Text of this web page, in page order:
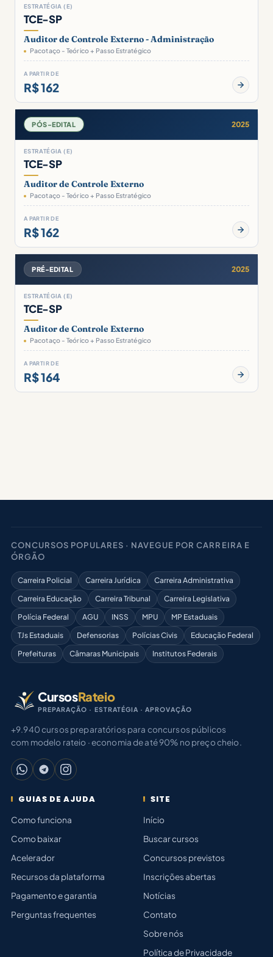
ESTRATÉGIA (E)
TCE-SP
Auditor de Controle Externo - Administração
Pacotaço - Teórico + Passo Estratégico
A PARTIR DE
R$ 162
PÓS-EDITAL 2025
ESTRATÉGIA (E)
TCE-SP
Auditor de Controle Externo
Pacotaço - Teórico + Passo Estratégico
A PARTIR DE
R$ 162
PRÉ-EDITAL 2025
ESTRATÉGIA (E)
TCE-SP
Auditor de Controle Externo
Pacotaço - Teórico + Passo Estratégico
A PARTIR DE
R$ 164
CONCURSOS POPULARES · NAVEGUE POR CARREIRA E
ÓRGÃO
Carreira Policial Carreira Jurídica
Carreira Administrativa
Carreira Educação
Carreira Tribunal
Carreira Legislativa
Polícia Federal
AGU INSS MPU
MP Estaduais
TJs Estaduais
Defensorias Polícias Civis
Educação Federal
Prefeituras
Câmaras Municipais Institutos Federais
CursosRateio
PREPARAÇÃO · ESTRATÉGIA · APROVAÇÃO
+9.940 cursos preparatórios para concursos públicos
com modelo rateio · economia de até 90% no preço cheio.
GUIAS DE AJUDA
Como funciona
Como baixar
Acelerador
Recursos da plataforma
Pagamento e garantia
Perguntas frequentes
SITE
Início
Buscar cursos
Concursos previstos
Inscrições abertas
Notícias
Contato
Sobre nós
Política de Privacidade